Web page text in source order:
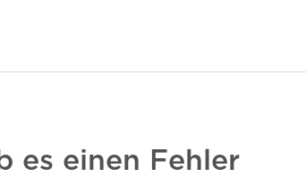
es einen Fehler